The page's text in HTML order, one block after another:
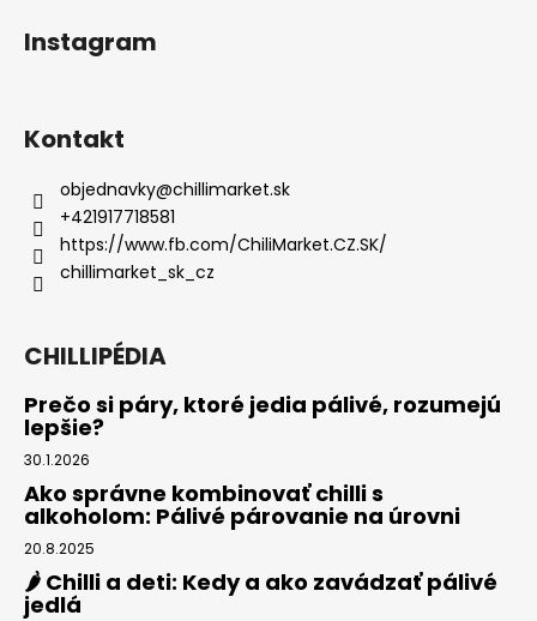
Instagram
Kontakt
objednavky@chillimarket.sk
+421917718581
https://www.fb.com/ChiliMarket.CZ.SK/
chillimarket_sk_cz
CHILLIPÉDIA
Prečo si páry, ktoré jedia pálivé, rozumejú
lepšie?
30.1.2026
Ako správne kombinovať chilli s
alkoholom: Pálivé párovanie na úrovni
20.8.2025
🌶️ Chilli a deti: Kedy a ako zavádzať pálivé
jedlá